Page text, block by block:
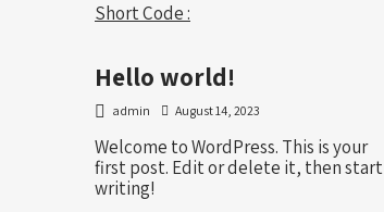
Short Code :
Hello world!
admin August 14, 2023
Welcome to WordPress. This is your
first post. Edit or delete it, then start
writing!